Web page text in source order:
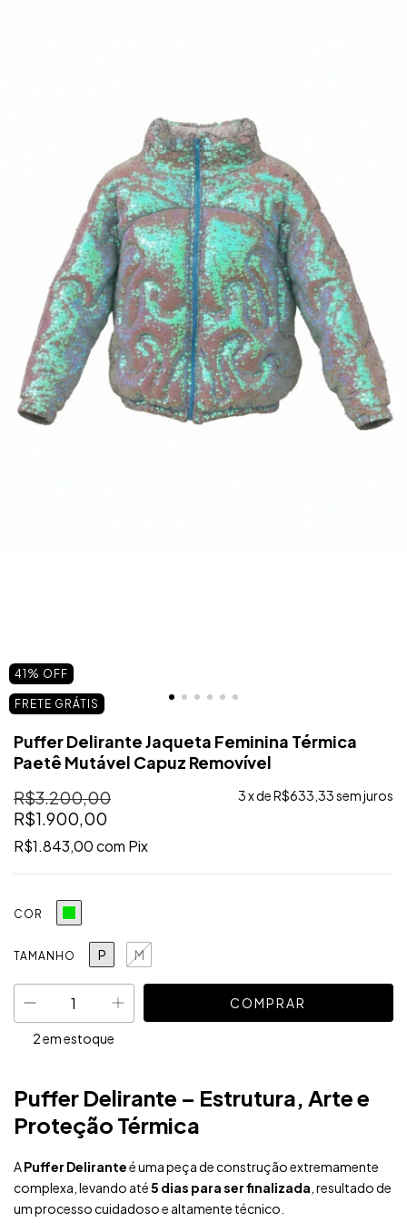
41 % OFF
FRETE GRÁTIS
Puffer Delirante Jaqueta Feminina Térmica
Paetê Mutável Capuz Removível
R$3.200,00
R$1.900,00
3x deR$633,33sem juros
R$1.843,00com Pix
COR
TAMANHO P M
2em estoque
Puffer Delirante – Estrutura, Arte e
Proteção Térmica
APuffer Deliranteé uma peça de construção extremamente
complexa, levando até5 dias para ser finalizada , resultado de
um processo cuidadoso e altamente técnico.